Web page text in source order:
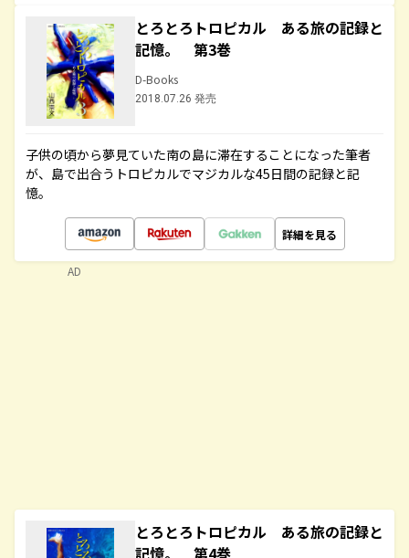
とろとろトロピカル ある旅の記録と
記憶。 第3巻
D-Books
2018.07.26 発売
子供の頃から夢見ていた南の島に滞在することになった筆者
が、島で出合うトロピカルでマジカルな45日間の記録と記
憶。
詳細を見る
とろとろトロピカル ある旅の記録と
記憶。 第4巻
AD